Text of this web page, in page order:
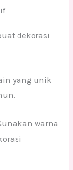
dekorasi
yang unik
warna